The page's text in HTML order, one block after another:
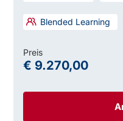
Blended Learning
Preis
€ 9.270,00